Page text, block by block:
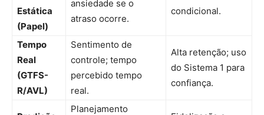
Estática
(Papel)
ansiedade se o
atraso ocorre.
condicional.
Tempo
Real
(GTFS-
R/AVL)
Sentimento de
controle; tempo
percebido tempo
real.
Alta retenção; uso
do Sistema 1 para
confiança.
Planejamento